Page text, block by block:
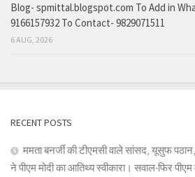
Blog- spmittal.blogspot.com To Add in
9166157932 To Contact- 9829071511
6 AUG, 2026
RECENT POSTS
ममता बनर्जी की टीएमसी वाले सांसद, यूसुफ
ने पीएम मोदी का आतिथ्य स्वीकारा। सवाल-फिर